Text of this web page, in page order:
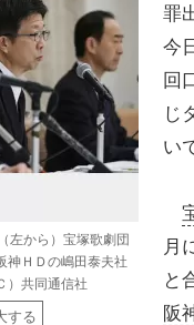
左から）宝塚歌劇団
神ＨＤの嶋田泰夫社
）共同通信社
する
罪
今
回
じ
い
月
と
阪